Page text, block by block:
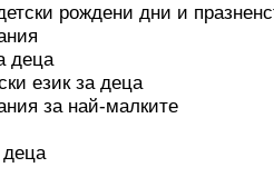
рождени дни и
деца
език за деца
за най-малките